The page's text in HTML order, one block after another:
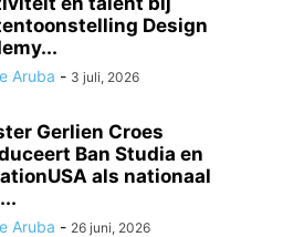
Design
Aruba - 3 juli, 2026
Gerlien Croes
Ban Studia en
als nationaal
Aruba - 26 juni, 2026